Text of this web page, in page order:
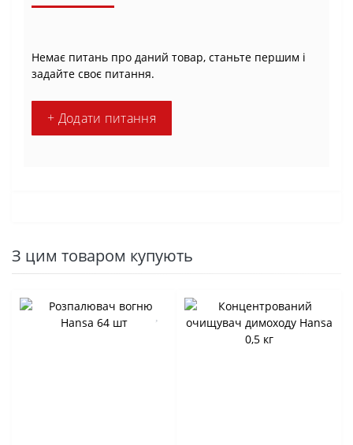
Немає питань про даний товар, станьте першим і
задайте своє питання.
+ Додати питання
З цим товаром купують